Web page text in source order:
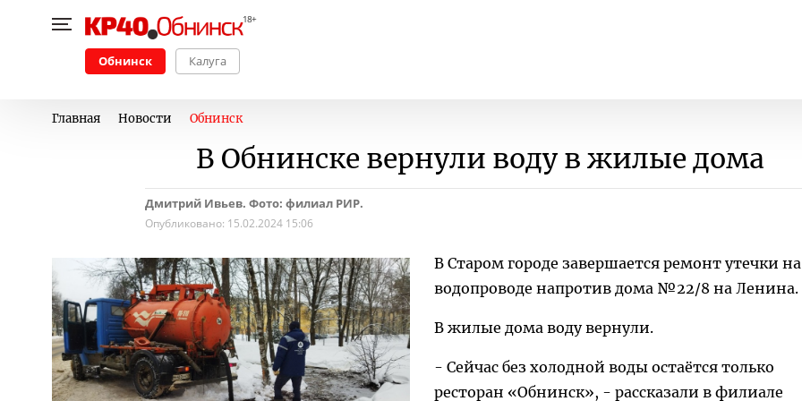
Обнинск Калуга
Главная Новости Обнинск
В Обнинске вернули воду в жилые дома
Дмитрий Ивьев. Фото: филиал РИР.
Опубликовано: 15.02.2024 15:06
В Старом городе завершается ремонт утечки на
водопроводе напротив дома №22/8 на Ленина.
В жилые дома воду вернули.
- Сейчас без холодной воды остаётся только
ресторан «Обнинск», - рассказали в филиале